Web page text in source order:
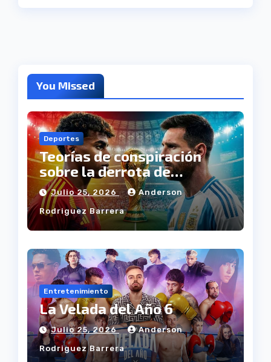
You Missed
Deportes
Teorías de conspiración
sobre la derrota de
Argentina
Julio 25, 2026 Anderson
Rodriguez Barrera
Entretenimiento
La Velada del Año 6
Julio 25, 2026 Anderson
Rodriguez Barrera